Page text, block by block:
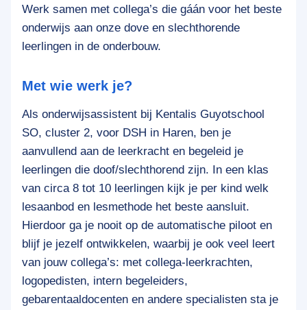
Werk samen met collega’s die gáán voor het beste
onderwijs aan onze dove en slechthorende
leerlingen in de onderbouw.
Met wie werk je?
Als onderwijsassistent bij Kentalis Guyotschool
SO, cluster 2, voor DSH in Haren, ben je
aanvullend aan de leerkracht en begeleid je
leerlingen die doof/slechthorend zijn. In een klas
van circa 8 tot 10 leerlingen kijk je per kind welk
lesaanbod en lesmethode het beste aansluit.
Hierdoor ga je nooit op de automatische piloot en
blijf je jezelf ontwikkelen, waarbij je ook veel leert
van jouw collega’s: met collega-leerkrachten,
logopedisten, intern begeleiders,
gebarentaaldocenten en andere specialisten sta je